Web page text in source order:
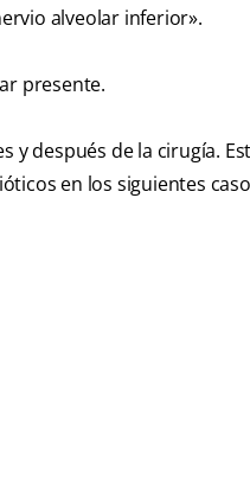
alveolar inferior».
presente.
después de la cirugía.
en los siguientes